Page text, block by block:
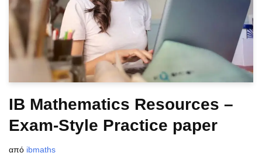
IB Mathematics Resources –
Exam-Style Practice paper
από ibmaths